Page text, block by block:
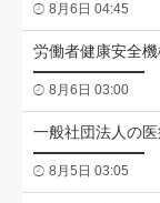
8月6日 04:45
労働者健康安全
8月6日 03:00
一般社団法人の
8月5日 03:05